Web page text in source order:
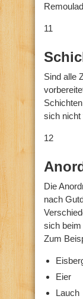
11
Sind alle
sich nicht
12
Die
nach
sich beim
Zum
Eier
Lauch